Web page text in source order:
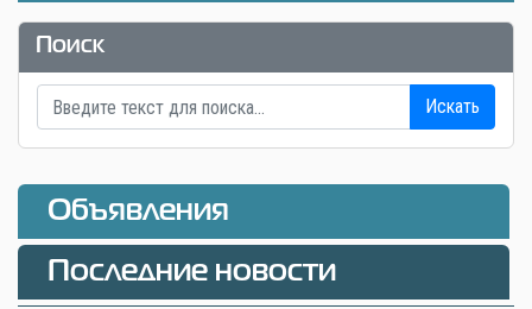
Поиск
Искать
Объявления
Последние новости